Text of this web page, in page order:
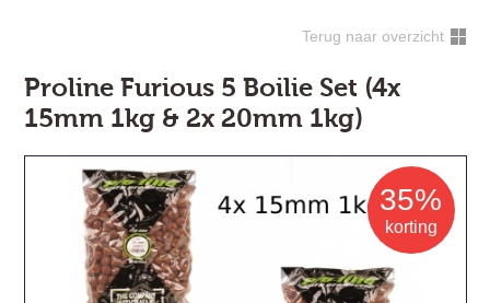
Terug naar overzicht
Proline Furious 5 Boilie Set (4x
15mm 1kg & 2x 20mm 1kg)
35%
korting